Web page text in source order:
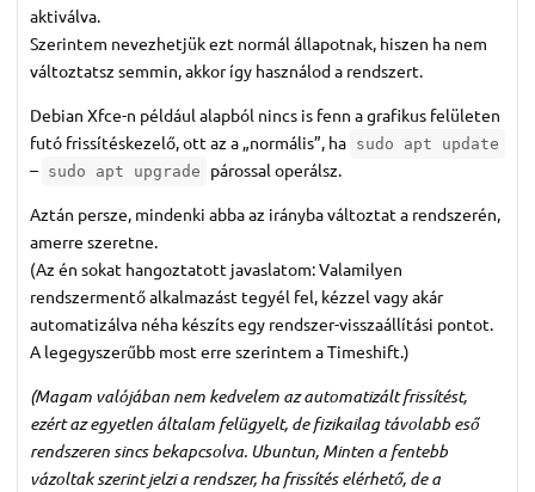
aktiválva.
Szerintem nevezhetjük ezt normál állapotnak, hiszen ha nem
változtatsz semmin, akkor így használod a rendszert.
Debian Xfce-n például alapból nincs is fenn a grafikus felületen
futó frissítéskezelő, ott az a „normális”, ha sudo apt update
– sudo apt upgrade párossal operálsz.
Aztán persze, mindenki abba az irányba változtat a rendszerén,
amerre szeretne.
(Az én sokat hangoztatott javaslatom: Valamilyen
rendszermentő alkalmazást tegyél fel, kézzel vagy akár
automatizálva néha készíts egy rendszer-visszaállítási pontot.
A legegyszerűbb most erre szerintem a Timeshift.)
(Magam valójában nem kedvelem az automatizált frissítést,
ezért az egyetlen általam felügyelt, de fizikailag távolabb eső
rendszeren sincs bekapcsolva. Ubuntun, Minten a fentebb
vázoltak szerint jelzi a rendszer, ha frissítés elérhető, de a